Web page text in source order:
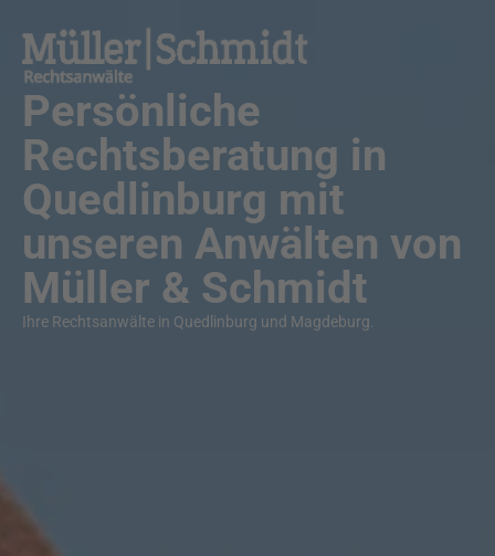
Persönliche
Rechtsberatung in
Quedlinburg mit
unseren Anwälten von
Müller & Schmidt
Ihre Rechtsanwälte in Quedlinburg und Magdeburg.